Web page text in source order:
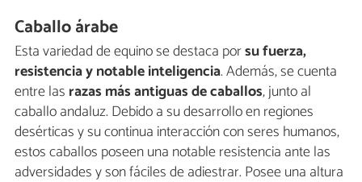
Caballo árabe
Esta variedad de equino se destaca porsu fuerza,
resistencia y notable inteligencia. Además, se cuenta
entre las razas más antiguas de caballos, junto al
caballo andaluz. Debido a su desarrollo en regiones
desérticas y su continua interacción con seres humanos,
estos caballos poseen una notable resistencia ante las
adversidades y son fáciles de adiestrar. Posee una altura